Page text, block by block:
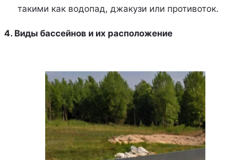
такими как водопад, джакузи или противоток.
4. Виды бассейнов и их расположение